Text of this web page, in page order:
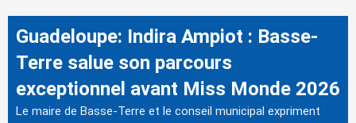
Guadeloupe: Indira Ampiot : Basse-
Terre salue son parcours
exceptionnel avant Miss Monde 2026
Le maire de Basse-Terre et le conseil municipal expriment